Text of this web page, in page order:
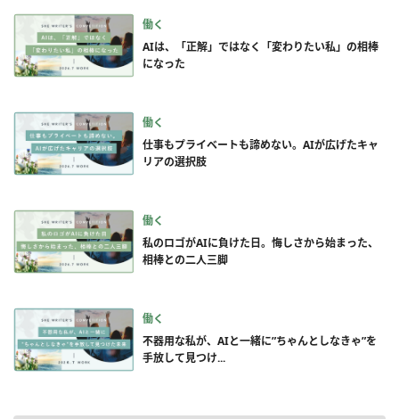
働く
AIは、「正解」ではなく「変わりたい私」の相棒
になった
働く
仕事もプライベートも諦めない。AIが広げたキャ
リアの選択肢
働く
私のロゴがAIに負けた日。悔しさから始まった、
相棒との二人三脚
働く
不器用な私が、AIと一緒に”ちゃんとしなきゃ”を
手放して見つけ...